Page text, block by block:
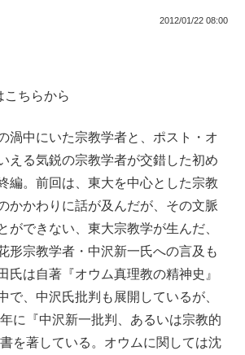
2012/01/22 08:00
こちらから
渦中にいた宗教学者と、ポスト・オ
える気鋭の宗教学者が交錯した初め
編。前回は、東大を中心とした宗教
かかわりに話が及んだが、その文脈
ができない、東大宗教学が生んだ、
形宗教学者・中沢新一氏への言及も
氏は自著『オウム真理教の精神史』
で、中沢氏批判も展開しているが、
に『中沢新一批判、あるいは宗教的
を著している。オウムに関しては沈